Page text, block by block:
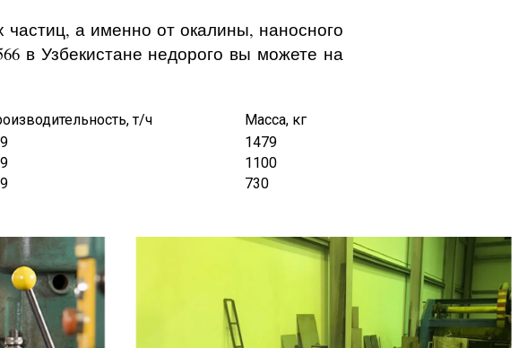
а именно от окалины, наносного
в Узбекистане недорого вы можете на
т/ч
Масса, кг
1479
1100
730